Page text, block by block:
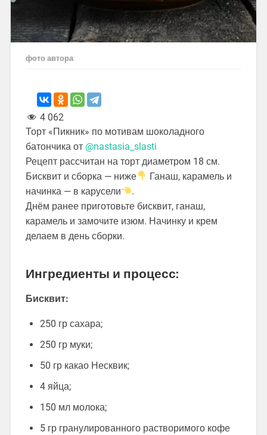
фото автора
4 062
Торт «Пикник» по мотивам шоколадного
батончика от @nastasia_slasti
Рецепт рассчитан на торт диаметром 18 см.
Бисквит и сборка — ниже
Ганаш, карамель и
начинка — в карусели
.
Днём ранее приготовьте бисквит, ганаш,
карамель и замочите изюм. Начинку и крем
делаем в день сборки.
Ингредиенты и процесс:
Бисквит:
250 гр сахара;
250 гр муки;
50 гр какао Несквик;
4 яйца;
150 мл молока;
5 гр гранулированного растворимого кофе